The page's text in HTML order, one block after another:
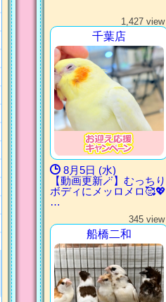
1,427 view
千葉店
8月5日 (水)
【動画更新🪄】むっちり
ボディにメッロメロ🥰💖
…
345 view
船橋二和